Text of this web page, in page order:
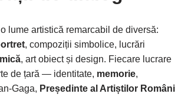
lume artistică remarcabil de diversă:
, compoziții simbolice, lucrări
, art obiect și design. Fiecare lucrare
de țară — identitate, memorie,
Gaga, Președinte al Artiștilor Români